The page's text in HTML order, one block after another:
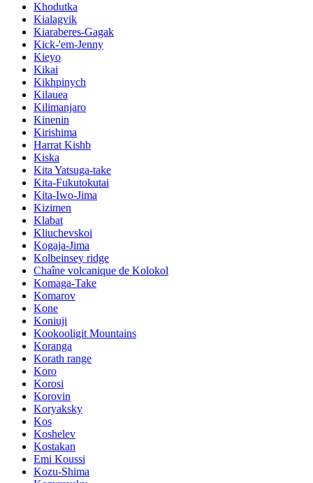
Khodutka
Kialagvik
Kiaraberes-Gagak
Kick-'em-Jenny
Kieyo
Kikai
Kikhpinych
Kilauea
Kilimanjaro
Kinenin
Kirishima
Harrat Kishb
Kiska
Kita Yatsuga-take
Kita-Fukutokutai
Kita-Iwo-Jima
Kizimen
Klabat
Kliuchevskoi
Kogaja-Jima
Kolbeinsey ridge
Chaîne volcanique de Kolokol
Komaga-Take
Komarov
Kone
Koniuji
Kookooligit Mountains
Koranga
Korath range
Koro
Korosi
Korovin
Koryaksky
Kos
Koshelev
Kostakan
Emi Koussi
Kozu-Shima